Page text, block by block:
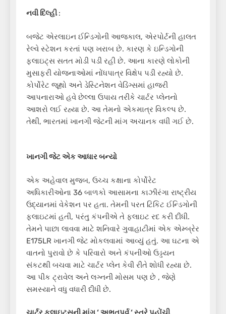
નવી દિલ્હી:
બજેટ એરલાઇન ઈન્ડિગોની આજકાલ, એરપોર્ટની હાલત
રેલ્વે સ્ટેશન કરતાં પણ ખરાબ છે. કારણ કે ઇન્ડિગોની
ફ્લાઇટ્સ સતત મોડી પડી રહી છે. આના કારણે લોકોની
મુસાફરી યોજનાઓમાં નોંધપાત્ર વિક્ષેપ પડી રહ્યો છે.
કોર્પોરેટ જૂથો અને ડેસ્ટિનેશન વેડિંગ્સમાં હાજરી
આપનારાઓ હવે છેલ્લા ઉપાય તરીકે ચાર્ટર પ્લેનનો
આશરો લઈ રહ્યા છે. આ તેમનો એકમાત્ર વિકલ્પ છે.
તેથી, ભારતમાં ખાનગી જેટની માંગ અચાનક વધી ગઈ છે.
ખાનગી જેટ એક આધાર બન્યો
એક અહેવાલ મુજબ, ઉચ્ચ કક્ષાના કોર્પોરેટ
અધિકારીઓના 36 બાળકો આસામના કાઝીરંગા રાષ્ટ્રીય
ઉદ્યાનમાં વેકેશન પર હતા. તેમની પરત ટિકિટ ઈન્ડિગોની
ફ્લાઇટમાં હતી, પરંતુ કંપનીએ તે ફ્લાઇટ રદ કરી દીધી.
તેમને પાછા લાવવા માટે શનિવારે ગુવાહાટીમાં એક એમ્બ્રેર
E175LR ખાનગી જેટ મોકલવામાં આવ્યું હતું. આ ઘટના એ
વાતનો પુરાવો છે કે પરિવારો અને કંપનીઓ ઉડ્ડયન
સંકટથી બચવા માટે ચાર્ટર પ્લેન કેવી રીતે શોધી રહ્યા છે.
આ પીક ટ્રાવેલ અને લગ્નની મોસમ પણ છે , જેણે
સમસ્યાને વધુ વધારી દીધી છે.